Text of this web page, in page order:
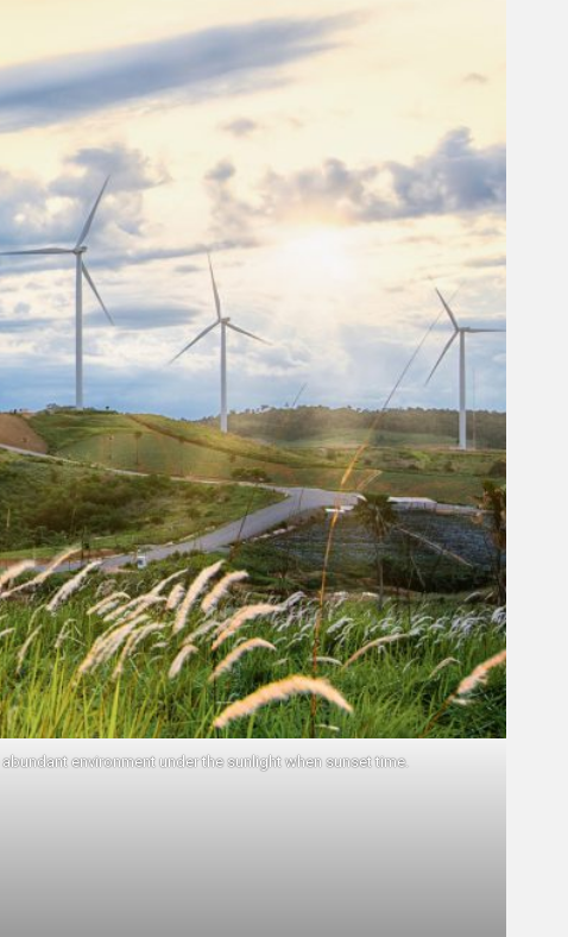
environment under the sunlight when sunset time.